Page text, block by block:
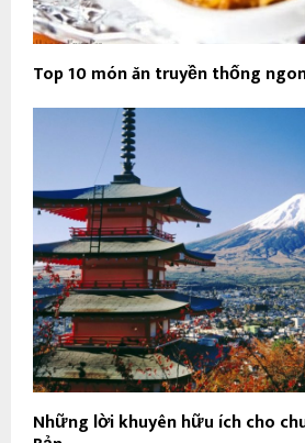
Top 10 món ăn truyền thống
Những lời khuyên hữu ích cho